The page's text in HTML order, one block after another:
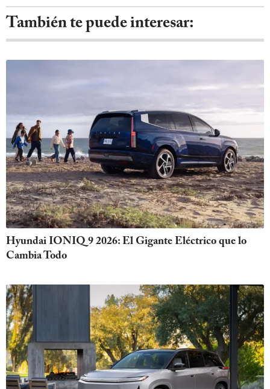
También te puede interesar:
Hyundai IONIQ 9 2026: El Gigante Eléctrico que lo
Cambia Todo